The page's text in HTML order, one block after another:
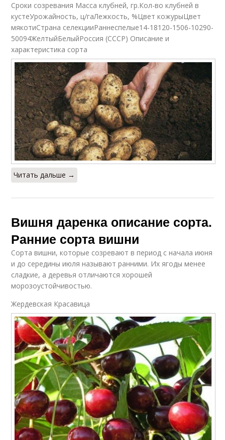
Сроки созревания Масса клубней, гр.Кол-во клубней в
кустеУрожайность, ц/гаЛежкость, %Цвет кожурыЦвет
мякотиСтрана селекцииРаннеспелые14-18120-1506-10290-
50094ЖелтыйБелыйРоссия (СССР) Описание и
характеристика сорта
Читать дальше →
Вишня даренка описание сорта.
Ранние сорта вишни
Сорта вишни, которые созревают в период с начала июня
и до середины июля называют ранними. Их ягоды менее
сладкие, а деревья отличаются хорошей
морозоустойчивостью.
Жердевская Красавица